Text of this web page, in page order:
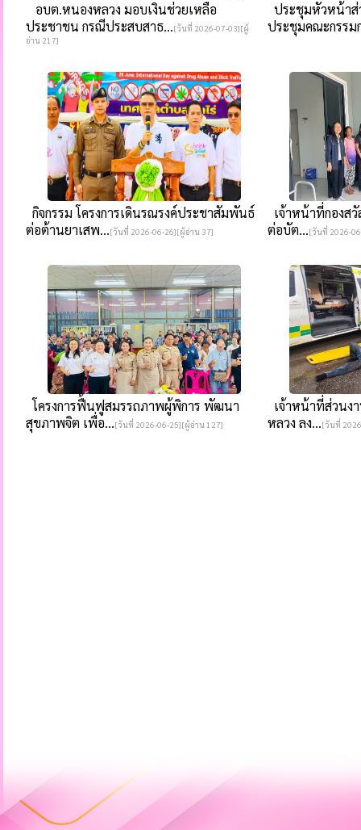
อบต.หนองหลวง มอบเงินช่วยเหลือ
ประชาชน กรณีประสบสาธ...[วันที่ 2026-07-03][ผู้
อ่าน 217]
ประชุมหัวหน้าส่
ประชุมคณะกรรม
กิจกรรม โครงการเดินรณรงค์ประชาสัมพันธ์
ต่อต้านยาเสพ...[วันที่ 2026-06-26][ผู้อ่าน 37]
เจ้าหน้าที่กองส
ต่อบัต...[วันที่ 2026-
โครงการฟื้นฟูสมรรถภาพผู้พิการ พัฒนา
สุขภาพจิต เพื่อ...[วันที่ 2026-06-25][ผู้อ่าน 127]
เจ้าหน้าที่ส่วนง
หลวง ลง...[วันที่